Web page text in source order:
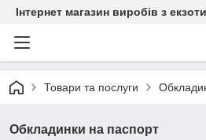
Інтернет магазин виробів з
Товари та послуги
Обкладинки на паспорт